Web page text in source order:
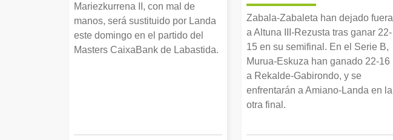
Mariezkurrena II, con mal de
manos, será sustituido por Landa
este domingo en el partido del
Masters CaixaBank de Labastida.
Zabala-Zabaleta han dejado fuera
a Altuna III-Rezusta tras ganar 22-
15 en su semifinal. En el Serie B,
Murua-Eskuza han ganado 22-16
a Rekalde-Gabirondo, y se
enfrentarán a Amiano-Landa en la
otra final.